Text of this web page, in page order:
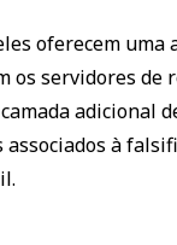
oferecem
servidores
adicional
à